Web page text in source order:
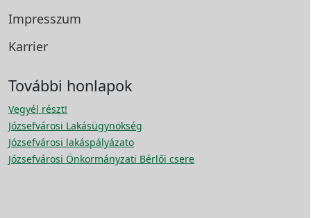
Impresszum
Karrier
További honlapok
Vegyél részt!
Józsefvárosi Lakásügynökség
Józsefvárosi lakáspályázato
Józsefvárosi Önkormányzati Bérlői csere